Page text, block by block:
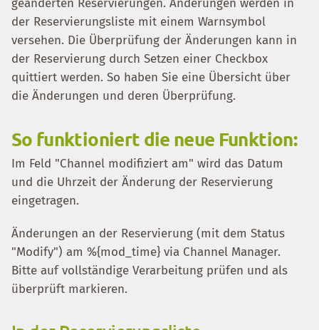
geänderten Reservierungen. Änderungen werden in
der Reservierungsliste mit einem Warnsymbol
versehen. Die Überprüfung der Änderungen kann in
der Reservierung durch Setzen einer Checkbox
quittiert werden. So haben Sie eine Übersicht über
die Änderungen und deren Überprüfung.
So funktioniert die neue Funktion:
Im Feld "Channel modifiziert am" wird das Datum
und die Uhrzeit der Änderung der Reservierung
eingetragen.
Änderungen an der Reservierung (mit dem Status
"Modify") am %{mod_time} via Channel Manager.
Bitte auf vollständige Verarbeitung prüfen und als
überprüft markieren.